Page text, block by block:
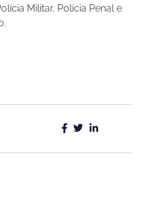
Militar, Polícia Penal e